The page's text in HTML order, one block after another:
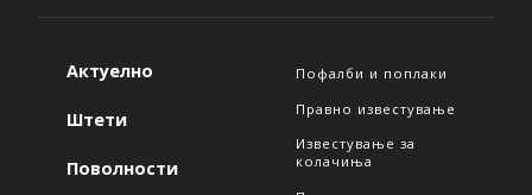
Актуелно
Штети
Поволности
Пофалби и поплаки
Правно известување
Известување за
колачиња